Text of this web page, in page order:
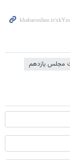
مجلس یازدهم